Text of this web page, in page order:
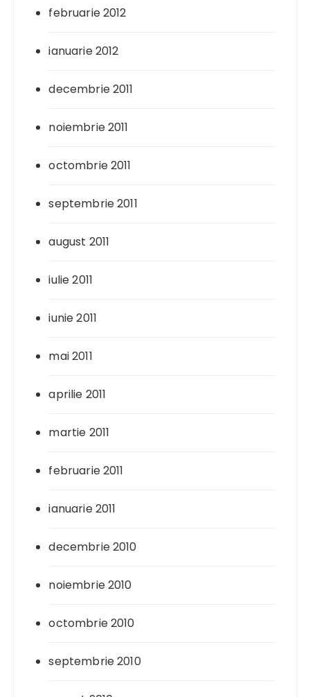
februarie 2012
ianuarie 2012
decembrie 2011
noiembrie 2011
octombrie 2011
septembrie 2011
august 2011
iulie 2011
iunie 2011
mai 2011
aprilie 2011
martie 2011
februarie 2011
ianuarie 2011
decembrie 2010
noiembrie 2010
octombrie 2010
septembrie 2010